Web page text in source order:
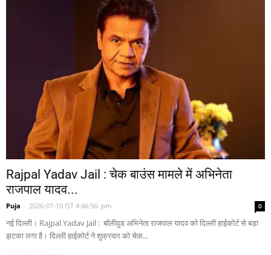
Rajpal Yadav Jail : चेक बाउंस मामले में अभिनेता
राजपाल यादव...
Puja - 2026-07-10 IST 4:46:56: pm 0
नई दिल्ली। Rajpal Yadav Jail : बॉलीवुड अभिनेता राजपाल यादव को दिल्ली हाईकोर्ट से बड़ा
झटका लगा है। दिल्ली हाईकोर्ट ने शुक्रवार को चेक...